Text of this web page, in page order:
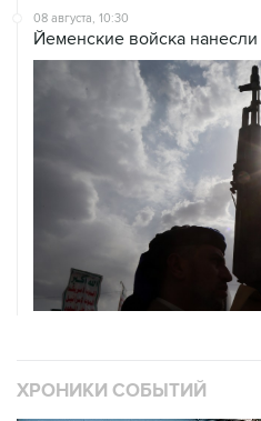
08 августа, 10:30
Йеменские войска
ХРОНИКИ СОБЫТИЙ